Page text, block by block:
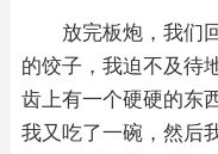
放完板炮，我们
的饺子，我迫不及待
齿上有一个硬硬的东
我又吃了一碗，然后